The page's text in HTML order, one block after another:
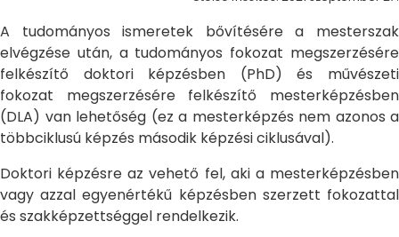
A tudományos ismeretek bővítésére a mesterszak
elvégzése után, a tudományos fokozat megszerzésére
felkészítő doktori képzésben (PhD) és művészeti
fokozat megszerzésére felkészítő mesterképzésben
(DLA) van lehetőség (ez a mesterképzés nem azonos a
többciklusú képzés második képzési ciklusával).
Doktori képzésre az vehető fel, aki a mesterképzésben
vagy azzal egyenértékű képzésben szerzett fokozattal
és szakképzettséggel rendelkezik.